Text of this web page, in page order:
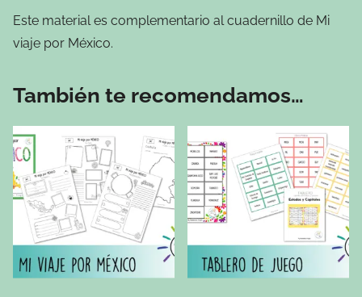
Este material es complementario al cuadernillo de Mi
viaje por México.
También te recomendamos…